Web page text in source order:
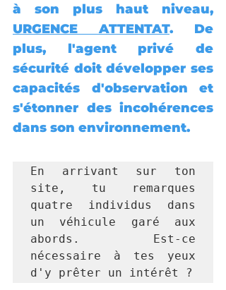
URGENCE ATTENTAT. De
plus, l'agent privé de
sécurité doit développer ses
capacités d'observation et
s'étonner des incohérences
dans son environnement.
En arrivant sur ton
site, tu remarques
quatre individus dans
un véhicule garé aux
abords. Est-ce
nécessaire à tes yeux
d'y prêter un intérêt ?